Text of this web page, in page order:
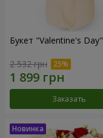
Букет "Valentine's Day"
2 532 грн
Заказать